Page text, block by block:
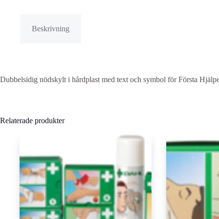
Beskrivning
Dubbelsidig nödskylt i hårdplast med text och symbol för Första
Relaterade produkter